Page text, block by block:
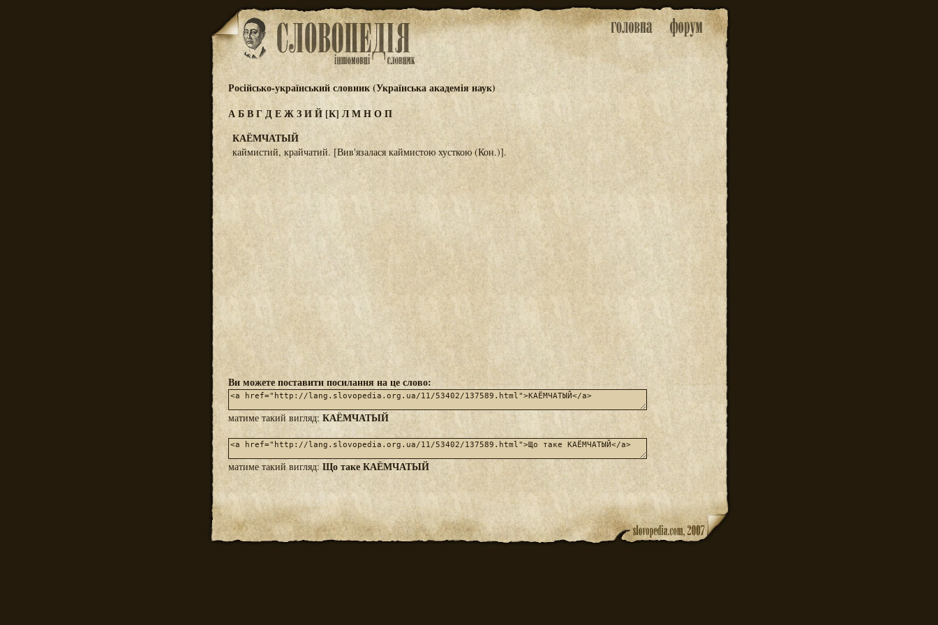
Російсько-український словник (Українська академія наук)
АБВГДЕЖЗИЙ [К] ЛМНОП
КАЁМЧАТЫЙ
каймистий, крайчатий. [Вив'язалася каймистою хусткою (Кон.)].
Ви можете поставити посилання на це слово:
матиме такий вигляд: КАЁМЧАТЫЙ
матиме такий вигляд:Що таке КАЁМЧАТЫЙ